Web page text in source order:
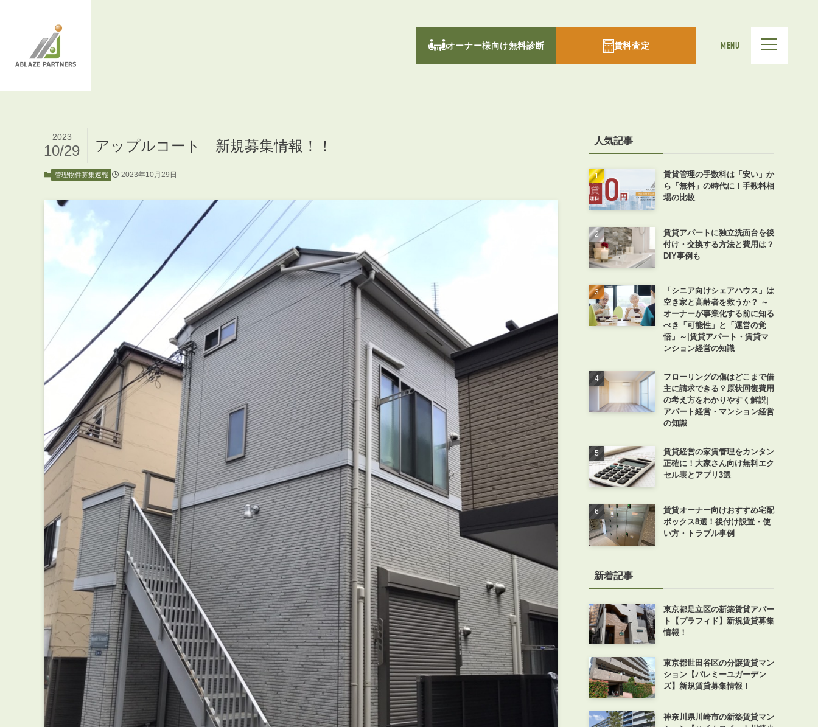
オーナー様向け無料診断 賃料査定 MENU
アップルコート 新規募集情報！！
2023
10/29
管理物件募集速報 2023年10月29日
人気記事
賃貸管理の手数料は「安い」か
ら「無料」の時代に！手数料相
場の比較
賃貸アパートに独立洗面台を後
付け・交換する方法と費用は？
DIY事例も
「シニア向けシェアハウス」は
空き家と高齢者を救うか？ ～
オーナーが事業化する前に知る
べき「可能性」と「運営の覚
悟」～|賃貸アパート・賃貸マ
ンション経営の知識
フローリングの傷はどこまで借
主に請求できる？原状回復費用
の考え方をわかりやすく解説|
アパート経営・マンション経営
の知識
賃貸経営の家賃管理をカンタン
正確に！大家さん向け無料エク
セル表とアプリ3選
賃貸オーナー向けおすすめ宅配
ボックス8選！後付け設置・使
い方・トラブル事例
新着記事
東京都足立区の新築賃貸アパー
ト【プラフィド】新規賃貸募集
情報！
東京都世田谷区の分譲賃貸マン
ション【パレミーユガーデン
ズ】新規賃貸募集情報！
神奈川県川崎市の新築賃貸マン